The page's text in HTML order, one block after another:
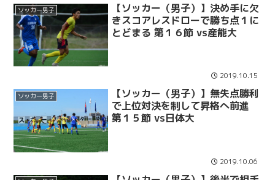
ソッカー男子
【ソッカー（男子）】決め手に欠
きスコアレスドローで勝ち点１に
とどまる 第１６節 vs産能大
2019.10.15
ソッカー男子
【ソッカー（男子）】無失点勝利
で上位対決を制して昇格へ前進
第１５節 vs日体大
2019.10.06